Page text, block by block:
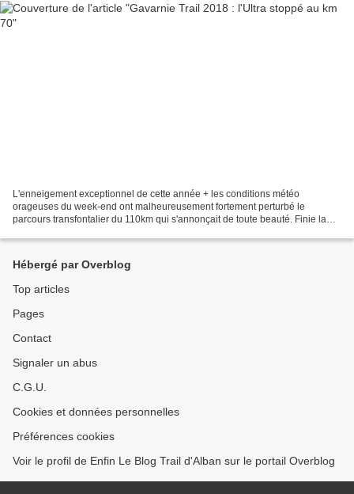
L'enneigement exceptionnel de cette année + les conditions météo
orageuses du week-end ont malheureusement fortement perturbé le
parcours transfontalier du 110km qui s'annonçait de toute beauté. Finie la
Hébergé par Overblog
Top articles
Pages
Contact
Signaler un abus
C.G.U.
Cookies et données personnelles
Préférences cookies
Voir le profil de Enfin Le Blog Trail d'Alban sur le portail Overblog